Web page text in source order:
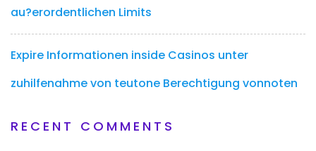
au?erordentlichen Limits
Expire Informationen inside Casinos unter
zuhilfenahme von teutone Berechtigung vonnoten
RECENT COMMENTS